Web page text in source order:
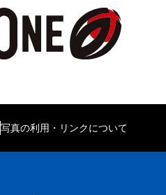
写真の利用・リンクについて